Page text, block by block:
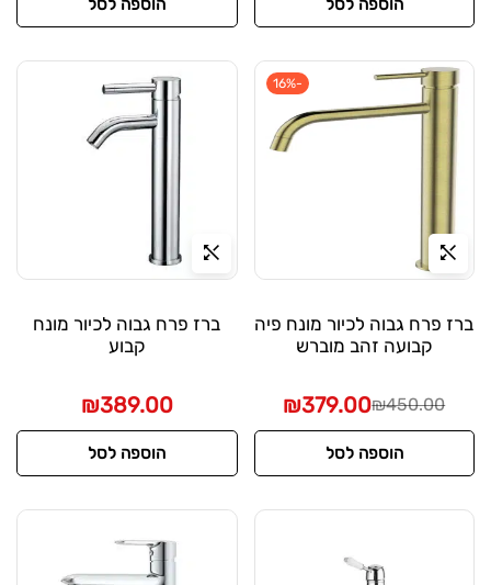
-16%
ברז פרח גבוה לכיור מונח פיה
קבועה זהב מוברש
₪450.00
₪379.00
הוספה לסל
ברז פרח גבוה לכיור מונח
קבוע
₪389.00
הוספה לסל